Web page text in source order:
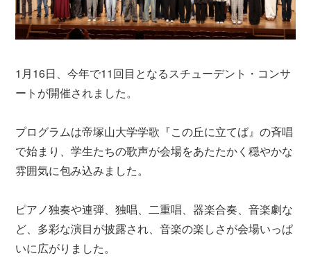
1月16日、今年で11回目となるスチューデント・コンサ
ートが開催されました。
プログラムは帝塚山大学学歌『この丘に立てば』の斉唱
で始まり、学生たちの歌声が会場をあたたかく穏やかな
雰囲気に包み込みました。
ピアノ独奏や連弾、独唱、二重唱、器楽合奏、音楽劇な
ど、多彩な演目が披露され、音楽の楽しさが会場いっぱ
いに広がりました。